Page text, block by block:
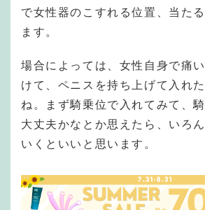
で女性器のこすれる位置、当た
ます。
場合によっては、女性自身で痛
けて、ペニスを持ち上げて入れ
ね。まず騎乗位で入れてみて、
大丈夫かなとか思えたら、いろ
いくといいと思います。